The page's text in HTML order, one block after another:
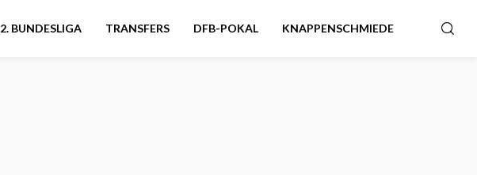
2. BUNDESLIGA TRANSFERS DFB-POKAL KNAPPENSCHMIEDE